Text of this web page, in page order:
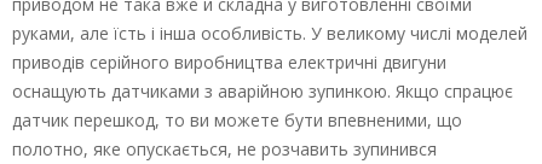
руками, але їсть і інша особливість. У великому числі моделей
приводів серійного виробництва електричні двигуни
оснащують датчиками з аварійною зупинкою. Якщо спрацює
датчик перешкод, то ви можете бути впевненими, що
полотно, яке опускається, не розчавить зупинився